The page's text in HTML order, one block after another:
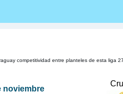
competitividad entre planteles de esta liga
noviembre